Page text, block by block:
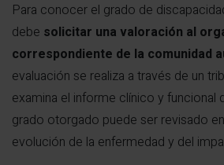
Para conocer el grado de
debe solicitar una valoración al
correspondiente de la comunidad
evaluación se realiza a través de un
examina el informe clínico y funcional
grado otorgado puede ser revisado
evolución de la enfermedad y del